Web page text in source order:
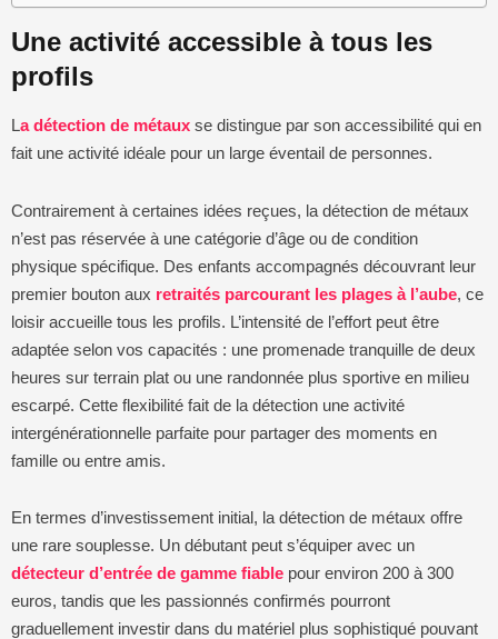
Une activité accessible à tous les
profils
La détection de métaux se distingue par son accessibilité qui en
fait une activité idéale pour un large éventail de personnes.
Contrairement à certaines idées reçues, la détection de métaux
n’est pas réservée à une catégorie d’âge ou de condition
physique spécifique. Des enfants accompagnés découvrant leur
premier bouton aux retraités parcourant les plages à l’aube, ce
loisir accueille tous les profils. L’intensité de l’effort peut être
adaptée selon vos capacités : une promenade tranquille de deux
heures sur terrain plat ou une randonnée plus sportive en milieu
escarpé. Cette flexibilité fait de la détection une activité
intergénérationnelle parfaite pour partager des moments en
famille ou entre amis.
En termes d’investissement initial, la détection de métaux offre
une rare souplesse. Un débutant peut s’équiper avec un
détecteur d’entrée de gamme fiable pour environ 200 à 300
euros, tandis que les passionnés confirmés pourront
graduellement investir dans du matériel plus sophistiqué pouvant